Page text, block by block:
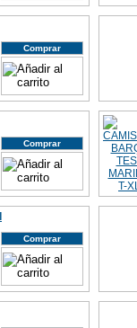
Comprar
Comprar
Comprar